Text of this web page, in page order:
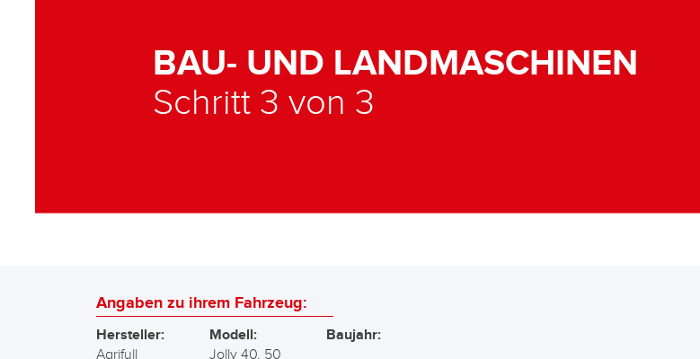
BAU- UND LANDMASCHINEN
Schritt 3 von 3
Angaben zu ihrem Fahrzeug:
Hersteller:
Agrifull
Modell:
Jolly 40, 50
Baujahr: